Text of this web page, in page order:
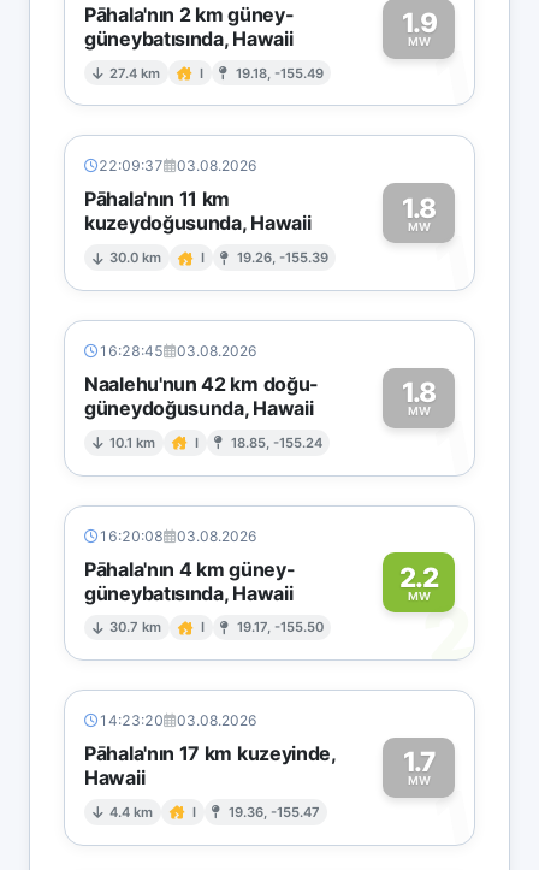
Pāhala'nın 2 km güney-
güneybatısında, Hawaii
27.4 km I 19.18, -155.49
1.9
MW1
22:09:37 03.08.2026
Pāhala'nın 11 km
kuzeydoğusunda, Hawaii
30.0 km I 19.26, -155.39
1.8
MW1
16:28:45 03.08.2026
Naalehu'nun 42 km doğu-
güneydoğusunda, Hawaii
10.1 km I 18.85, -155.24
1.8
MW1
16:20:08 03.08.2026
Pāhala'nın 4 km güney-
güneybatısında, Hawaii
30.7 km I 19.17, -155.50
2.2
MW2
14:23:20 03.08.2026
Pāhala'nın 17 km kuzeyinde,
Hawaii
4.4 km I 19.36, -155.47
1.7
MW1